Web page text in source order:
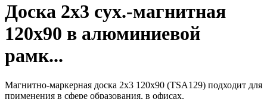
Доска 2х3 сух.-магнитная
120x90 в алюминиевой
рамк...
Магнитно-маркерная доска 2x3 120x90 (TSA129) подходит для
применения в сфере образования, в офисах.